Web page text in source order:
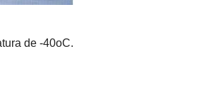
de -40oC.